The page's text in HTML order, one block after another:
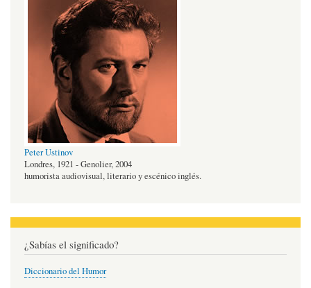
Peter Ustinov
Londres, 1921 - Genolier, 2004
humorista audiovisual, literario y escénico inglés.
¿Sabías el significado?
Diccionario del Humor